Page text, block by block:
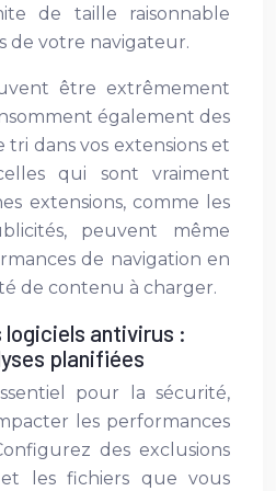
de taille raisonnable
de votre navigateur.
être extrêmement
également des
tri dans vos extensions et
qui sont vraiment
extensions, comme les
peuvent même
de navigation en
de contenu à charger.
antivirus :
planifiées
pour la sécurité,
les performances
des exclusions
les fichiers que vous